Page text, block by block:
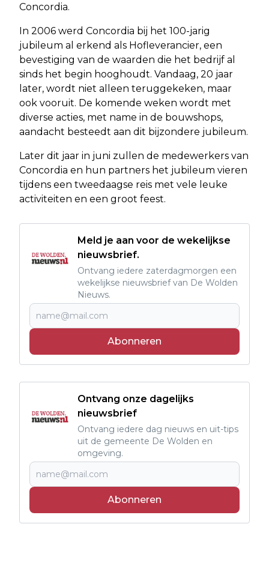
Concordia.
In 2006 werd Concordia bij het 100-jarig
jubileum al erkend als Hofleverancier, een
bevestiging van de waarden die het bedrijf al
sinds het begin hooghoudt. Vandaag, 20 jaar
later, wordt niet alleen teruggekeken, maar
ook vooruit. De komende weken wordt met
diverse acties, met name in de bouwshops,
aandacht besteedt aan dit bijzondere jubileum.
Later dit jaar in juni zullen de medewerkers van
Concordia en hun partners het jubileum vieren
tijdens een tweedaagse reis met vele leuke
activiteiten en een groot feest.
Meld je aan voor de wekelijkse
nieuwsbrief.
Ontvang iedere zaterdagmorgen een
wekelijkse nieuwsbrief van De Wolden
Nieuws.
Abonneren
Ontvang onze dagelijks
nieuwsbrief
Ontvang iedere dag nieuws en uit-tips
uit de gemeente De Wolden en
omgeving.
Abonneren